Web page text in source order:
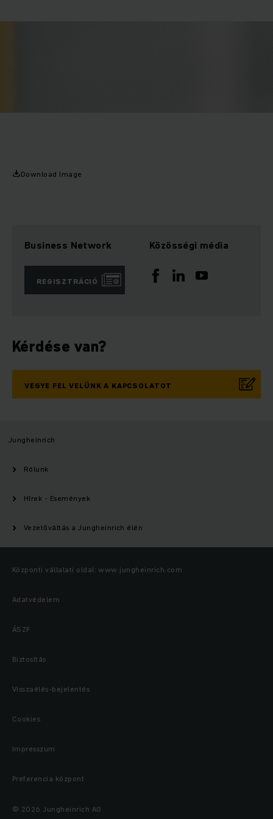
Download Image
Business Network
REGISZTRÁCIÓ
Közösségi média
Kérdése van?
VEGYE FEL VELÜNK A KAPCSOLATOT
Jungheinrich
Rólunk
Hírek - Események
Vezetőváltás a Jungheinrich élén
Központi vállalati oldal: www.jungheinrich.com
Adatvédelem
ÁSZF
Biztosítás
Visszaélés-bejelentés
Cookies
Impresszum
Preferencia központ
© 2026 Jungheinrich AG